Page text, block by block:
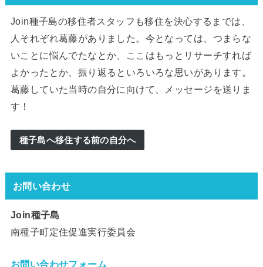
Join種子島の移住者スタッフも移住を決心するまでは、
人それぞれ葛藤がありました。今となっては、つまらな
いことに悩んでたなとか、ここはもっとリサーチすれば
よかったとか、振り返るといろいろな思いがあります。
葛藤していた当時の自分に向けて、メッセージを送りま
す！
種子島へ移住する前の自分へ
お問い合わせ
Join種子島
南種子町定住促進実行委員会
お問い合わせフォーム